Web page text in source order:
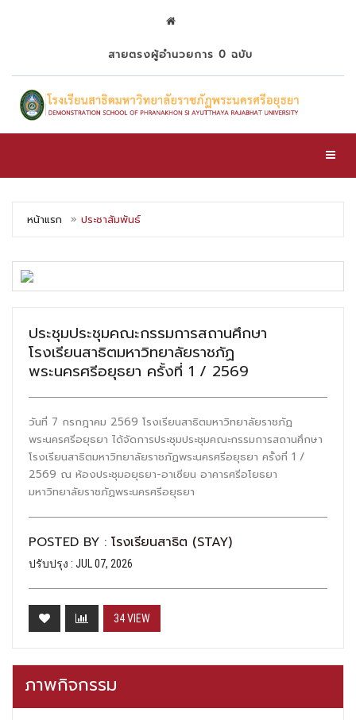
สายตรงผู้อำนวยการ 0 ฉบับ
หน้าแรก ประชาสัมพันธ์
ประชุมประชุมคณะกรรมการสถานศึกษา
โรงเรียนสาธิตมหาวิทยาลัยราชภัฏ
พระนครศรีอยุธยา ครั้งที่ 1 / 2569
วันที่ 7 กรกฎาคม 2569 โรงเรียนสาธิตมหาวิทยาลัยราชภัฏ
พระนครศรีอยุธยา ได้จัดการประชุมประชุมคณะกรรมการสถานศึกษา
โรงเรียนสาธิตมหาวิทยาลัยราชภัฏพระนครศรีอยุธยา ครั้งที่ 1 /
2569 ณ ห้องประชุมอยุธยา-อาเซียน อาคารศรีอโยธยา
มหาวิทยาลัยราชภัฏพระนครศรีอยุธยา
POSTED BY : โรงเรียนสาธิต (STAY)
ปรับปรุง : JUL 07, 2026
34 VIEW
ภาพกิจกรรม